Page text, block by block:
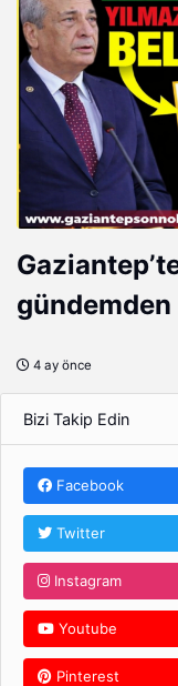
gündemden
4 ay önce
Bizi Takip Edin
Facebook
Twitter
Instagram
Youtube
Pinterest